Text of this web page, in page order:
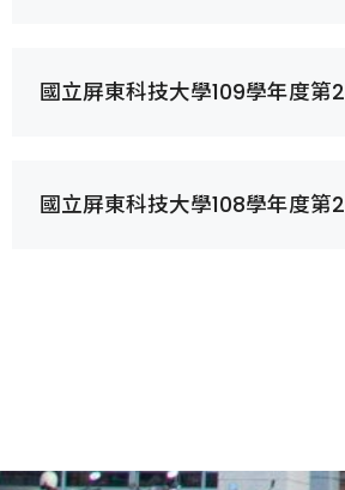
國立屏東科技大學109學年度
國立屏東科技大學108學年度